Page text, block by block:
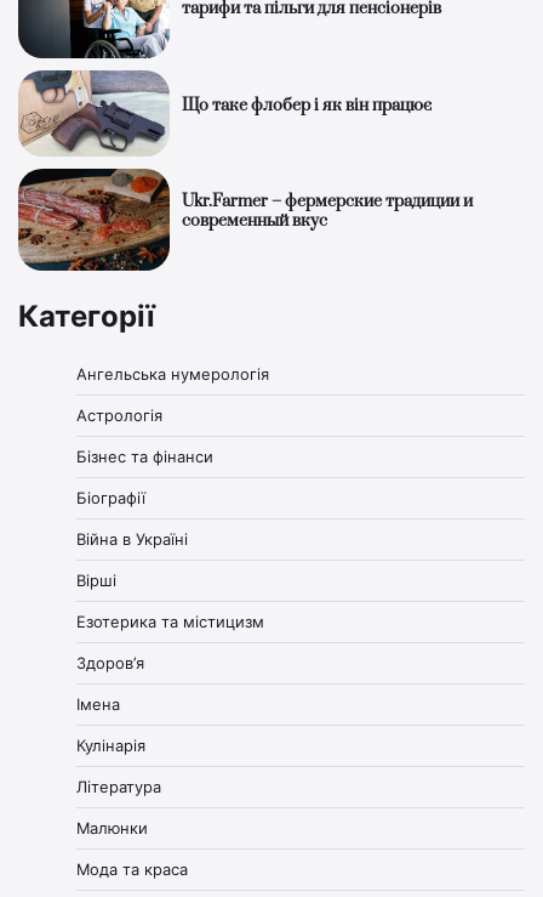
тарифи та пільги для пенсіонерів
Що таке флобер і як він працює
Ukr.Farmer – фермерские традиции и
современный вкус
Категорії
Ангельська нумерологія
Астрологія
Бізнес та фінанси
Біографії
Війна в Україні
Вірші
Езотерика та містицизм
Здоров’я
Імена
Кулінарія
Література
Малюнки
Мода та краса